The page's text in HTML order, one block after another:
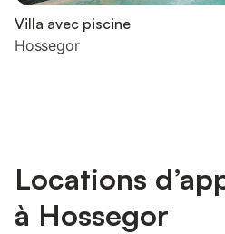
Villa avec piscine
Hossegor
Locations
à Hossegor